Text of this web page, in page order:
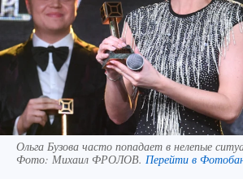
Ольга Бузова часто попадает в нелепые
Фото: Михаил ФРОЛОВ. Перейти в